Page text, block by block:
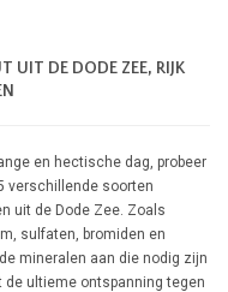
UIT DE DODE ZEE, RIJK
en hectische dag, probeer
verschillende soorten
uit de Dode Zee. Zoals
sulfaten, bromiden en
mineralen aan die nodig zijn
de ultieme ontspanning tegen